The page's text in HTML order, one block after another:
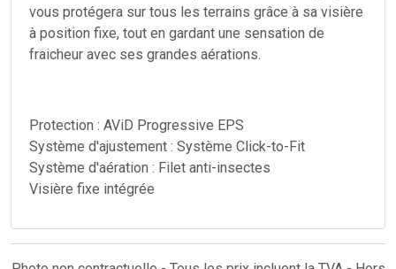
vous protégera sur tous les terrains grâce à sa visière
à position fixe, tout en gardant une sensation de
fraicheur avec ses grandes aérations.
Protection : AViD Progressive EPS
Système d'ajustement : Système Click-to-Fit
Système d'aération : Filet anti-insectes
Visière fixe intégrée